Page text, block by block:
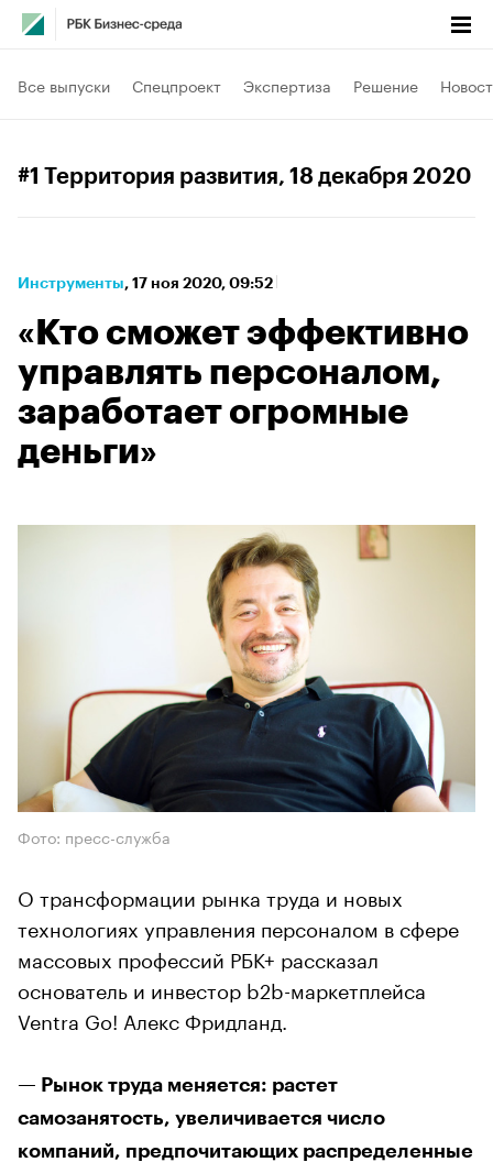
Все выпуски Спецпроект Экспертиза Решение
#1 Территория развития, 18 декабря 2020
Инструменты⁠, 17 ноя 2020, 09:52
«Кто сможет эффективно
управлять персоналом,
заработает огромные
деньги»
Фото: пресс-служба
О трансформации рынка труда и новых
технологиях управления персоналом в сфере
массовых профессий РБК+ рассказал
основатель и инвестор b2b-маркетплейса
Ventra Go! Алекс Фридланд.
— Рынок труда меняется: растет
самозанятость, увеличивается число
компаний, предпочитающих распределенные